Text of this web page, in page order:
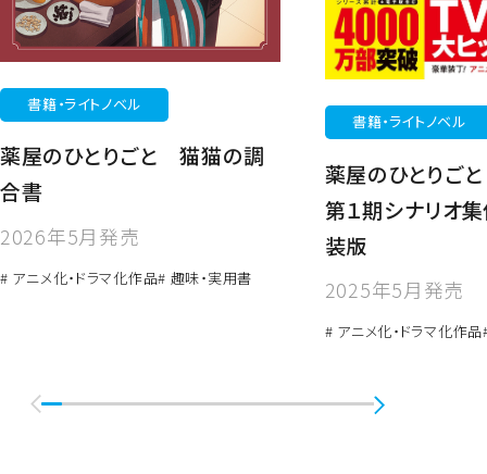
書籍・ライトノベル
薬屋のひとりごと 猫猫の調
合書
2026年5月発売
# アニメ化・ドラマ化作品# 趣味・実用書
書籍・ライトノベル
薬屋のひとりご
第１期シナリオ
装版
2025年5月発売
# アニメ化・ドラマ化作品